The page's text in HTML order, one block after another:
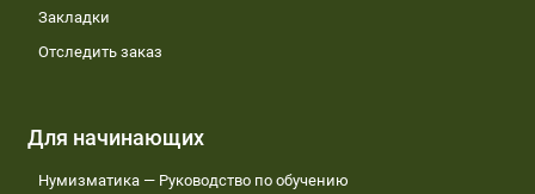
Закладки
Отследить заказ
Для начинающих
Нумизматика — Руководство по обучению